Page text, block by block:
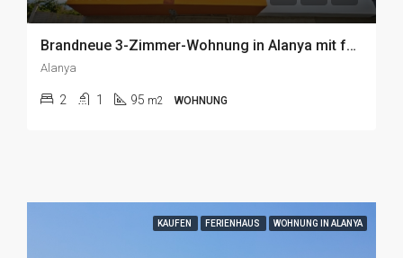
Brandneue 3-Zimmer-Wohnung in Alanya mit fantastischem Meerblick zu Verkaufen
Alanya
2 1 95 m2 WOHNUNG
KAUFEN FERIENHAUS WOHNUNG IN ALANYA